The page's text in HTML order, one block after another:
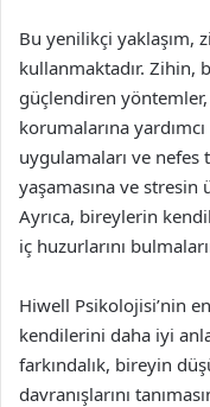
Bu yenilikçi yaklaşım,
kullanmaktadır. Zihin,
güçlendiren yöntemler,
korumalarına
uygulamaları ve
yaşamasına ve stresin
Ayrıca, bireylerin
iç huzurlarını
Hiwell Psikolojisi’nin
kendilerini daha iyi
farkındalık, bireyin
davranışlarını